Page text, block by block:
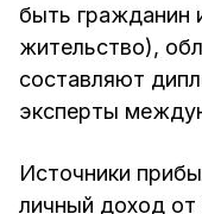
быть гражданин
жительство),
составляют
эксперты
Источники
личный доход от